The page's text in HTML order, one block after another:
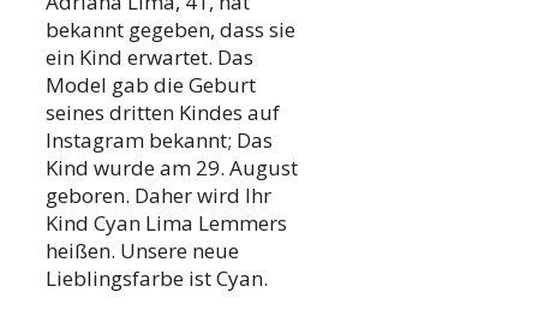
bekannt gegeben, dass sie
ein Kind erwartet. Das
Model gab die Geburt
seines dritten Kindes auf
Instagram bekannt; Das
Kind wurde am 29. August
geboren. Daher wird Ihr
Kind Cyan Lima Lemmers
heißen. Unsere neue
Lieblingsfarbe ist Cyan.